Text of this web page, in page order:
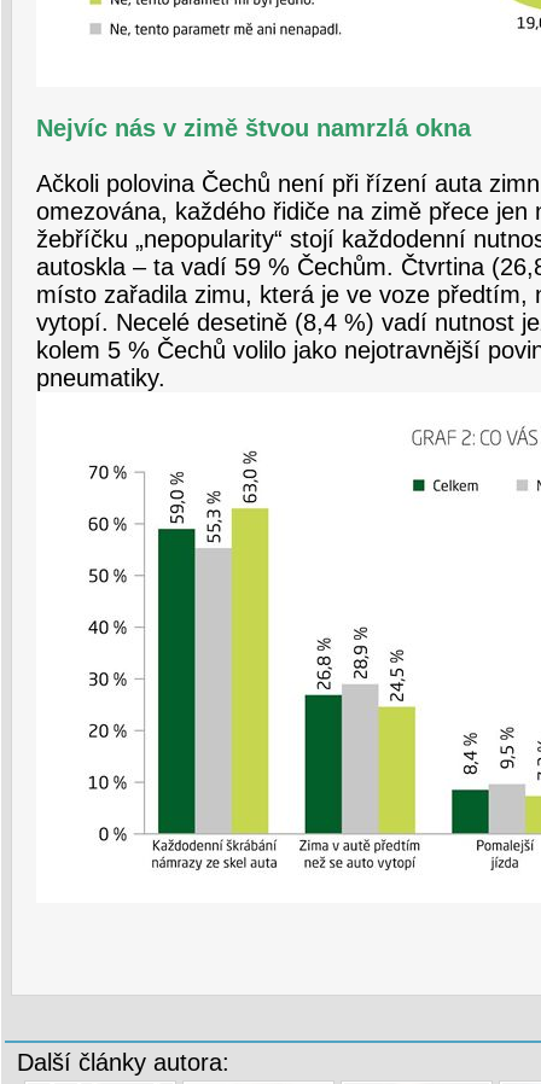
Nejvíc nás v zimě štvou namrzlá okna
Ačkoli polovina Čechů není při řízení auta
omezována, každého řidiče na zimě přece jen
žebříčku „nepopularity“ stojí každodenní
autoskla – ta vadí 59 % Čechům. Čtvrtina
místo zařadila zimu, která je ve voze předtím,
vytopí. Necelé desetině (8,4 %) vadí nutnost
kolem 5 % Čechů volilo jako nejotravnější
pneumatiky.
Další články autora: